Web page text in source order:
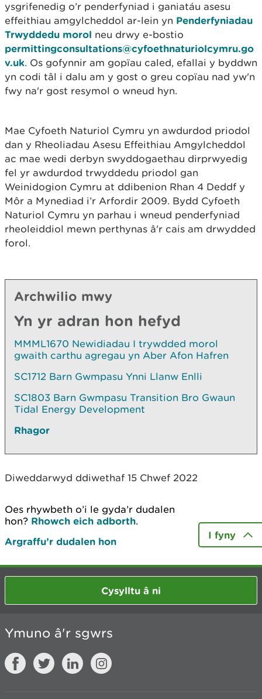
ysgrifenedig o’r penderfyniad i ganiatáu asesu
effeithiau amgylcheddol ar-lein yn Penderfyniadau
Trwyddedu morol neu drwy e-bostio
permittingconsultations@cyfoethnaturiolcymru.go
v.uk. Os gofynnir am gopïau caled, efallai y byddwn
yn codi tâl i dalu am y gost o greu copïau nad yw'n
fwy na'r gost resymol o wneud hyn.
Mae Cyfoeth Naturiol Cymru yn awdurdod priodol
dan y Rheoliadau Asesu Effeithiau Amgylcheddol
ac mae wedi derbyn swyddogaethau dirprwyedig
fel yr awdurdod trwyddedu priodol gan
Weinidogion Cymru at ddibenion Rhan 4 Deddf y
Môr a Mynediad i’r Arfordir 2009. Bydd Cyfoeth
Naturiol Cymru yn parhau i wneud penderfyniad
rheoleiddiol mewn perthynas â'r cais am drwydded
forol.
Archwilio mwy
Yn yr adran hon hefyd
MMML1670 Newidiadau I trywdded morol
gwaith carthu agregau yn Aber Afon Hafren
SC1712 Barn Gwmpasu Ynni Llanw Enlli
SC1803 Barn Gwmpasu Transition Bro Gwaun
Tidal Energy Development
Rhagor
Diweddarwyd ddiwethaf 15 Chwef 2022
Oes rhywbeth o’i le gyda’r dudalen
hon? Rhowch eich adborth.
Argraffu’r dudalen hon
I fyny
Cysylltu â ni
Ymuno â'r sgwrs